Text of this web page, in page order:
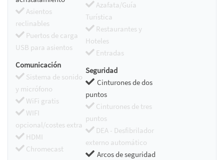
Asientos
reclinables
Puertos de carga
USB para asientos
Azafata/Guía
Turística
Restaurantes y
Hoteles
Entradas
Comunicación
Sistema de sonido
y micrófono
WiFi gratis
WIFI
opcional/costes extra
HDMI
Chromecast
Seguridad
Cinturones de dos
puntos
Cinturones de tres
puntos
DEA - Desfibrilador
externo automático
Arcos de seguridad